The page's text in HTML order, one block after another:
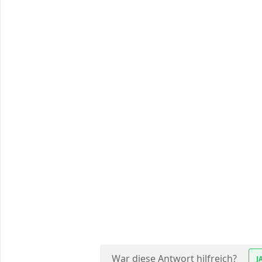
War diese Antwort hilfreich?